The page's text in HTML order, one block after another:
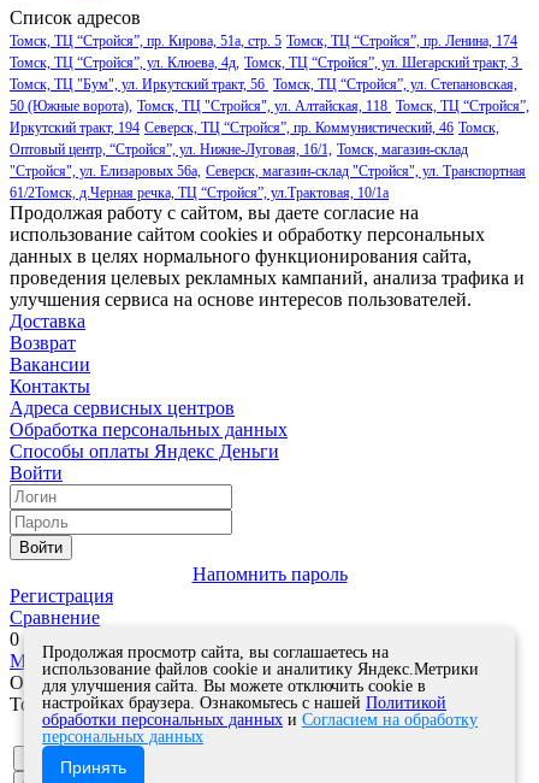
Список адресов
Томск, ТЦ “Стройся”, пр. Кирова, 51а, стр. 5 Томск, ТЦ “Стройся”, пр. Ленина, 174
Томск, ТЦ “Стройся”, ул. Клюева, 4д, Томск, ТЦ “Стройся”, ул. Шегарский тракт, 3
Томск, ТЦ "Бум", ул. Иркутский тракт, 56 Томск, ТЦ “Стройся”, ул. Степановская,
50 (Южные ворота), Томск, ТЦ "Стройся", ул. Алтайская, 118 Томск, ТЦ “Стройся”,
Иркутский тракт, 194 Северск, ТЦ “Стройся”, пр. Коммунистический, 46 Томск,
Оптовый центр, “Стройся”, ул. Нижне-Луговая, 16/1, Томск, магазин-склад
"Стройся", ул. Елизаровых 56а, Северск, магазин-склад "Стройся", ул. Транспортная
61/2Томск, д.Черная речка, ТЦ “Стройся”, ул.Трактовая, 10/1а
Продолжая работу с сайтом, вы даете согласие на
использование сайтом cookies и обработку персональных
данных в целях нормального функционирования сайта,
проведения целевых рекламных кампаний, анализа трафика и
улучшения сервиса на основе интересов пользователей.
Доставка
Возврат
Вакансии
Контакты
Адреса сервисных центров
Обработка персональных данных
Способы оплаты Яндекс Деньги
Войти
Войти
Напомнить пароль
Регистрация
Сравнение
0
Моя корзина00руб.
Оформить заказ
Товар успешно добавлен в корзину!
Кол-во
Продолжить покупки
Продолжая просмотр сайта, вы соглашаетесь на
использование файлов cookie и аналитику Яндекс.Метрики
для улучшения сайта. Вы можете отключить cookie в
настройках браузера. Ознакомьтесь с нашей Политикой
обработки персональных данных и Согласием на обработку
персональных данных
Принять